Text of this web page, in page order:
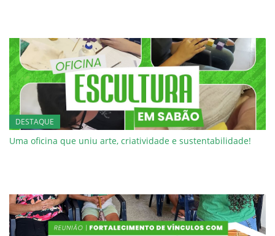
DESTAQUE
Uma oficina que uniu arte, criatividade e sustentabilidade!